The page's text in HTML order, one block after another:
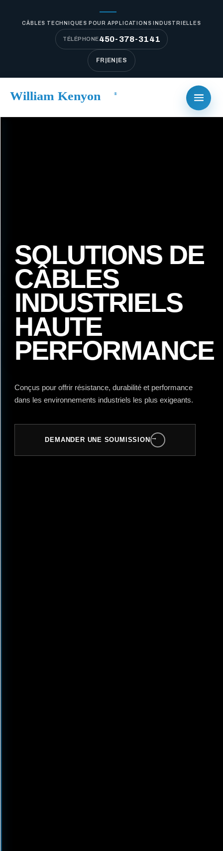
CÂBLES TECHNIQUES POUR APPLICATIONS INDUSTRIELLES
TÉLÉPHONE450-378-3141
FR EN ES
SOLUTIONS DE
CÂBLES
INDUSTRIELS
HAUTE
PERFORMANCE
Conçus pour offrir résistance, durabilité et performance
dans les environnements industriels les plus exigeants.
DEMANDER UNE SOUMISSION →